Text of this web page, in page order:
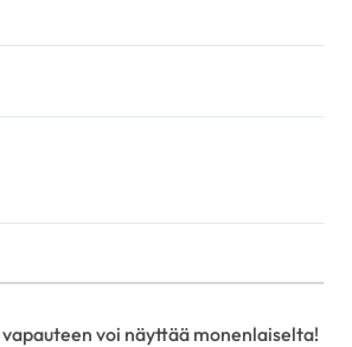
voi näyttää monenlaiselta!